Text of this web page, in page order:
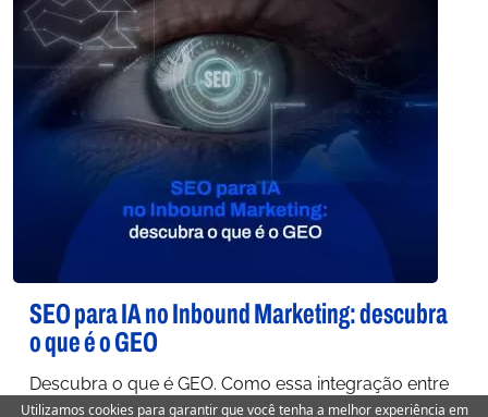
SEO para IA no Inbound Marketing: descubra
o que é o GEO
Descubra o que é GEO. Como essa integração entre
Utilizamos cookies para garantir que você tenha a melhor experiência em